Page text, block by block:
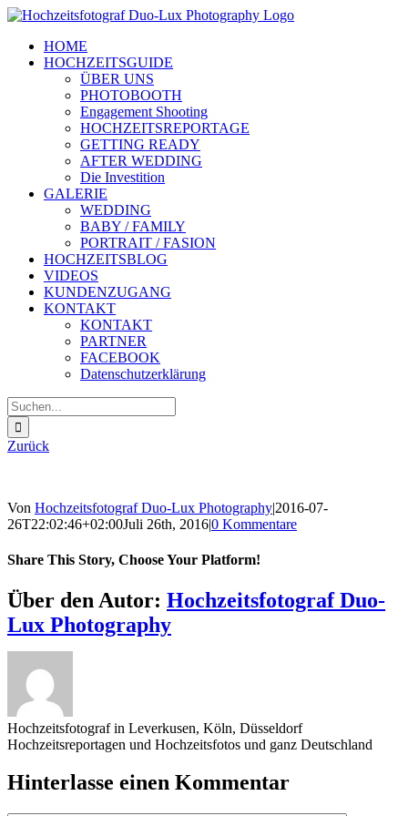
Zum
springenHOME
HOCHZEITSGUIDE
ÜBER UNS
PHOTOBOOTH
Engagement Shooting
HOCHZEITSREPORTAGE
GETTING READY
AFTER WEDDING
Die Investition
GALERIE
WEDDING
BABY / FAMILY
PORTRAIT / FASION
HOCHZEITSBLOG
VIDEOS
KUNDENZUGANG
KONTAKT
KONTAKT
PARTNER
FACEBOOK
Datenschutzerklärung
Suche
nach:
Zurück
Von Hochzeitsfotograf Duo-Lux Photography|2016-07-
26T22:02:46+02:00Juli 26th, 2016|0 Kommentare
Share This Story, Choose Your Platform!
Sharing_facebook
Sharing_twitter
Sharing_reddit
Über den Autor: Hochzeitsfotograf Duo-
Lux Photography
Hochzeitsfotograf in Leverkusen, Köln, Düsseldorf
Hochzeitsreportagen und Hochzeitsfotos und ganz Deutschland
Hinterlasse einen Kommentar